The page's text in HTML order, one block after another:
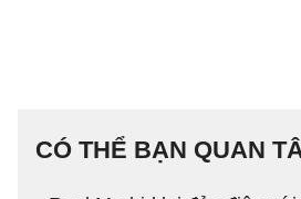
CÓ THỂ BẠN QUAN